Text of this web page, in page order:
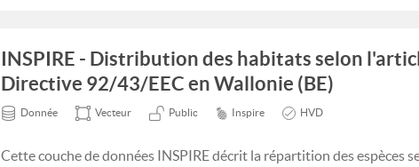
INSPIRE - Distribution des habitats selon
Directive 92/43/EEC en Wallonie (BE)
Donnée Vecteur Public Inspire HVD
Cette couche de données INSPIRE décrit la répartition des espèces